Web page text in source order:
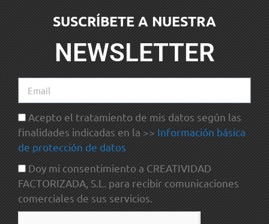
SUSCRÍBETE A NUESTRA
NEWSLETTER
Acepto el tratamiento de mis datos según las
finalidades indicadas en la >> Información básica
de protección de datos
Doy mi consentimiento a CREATIVIDAD
FACTORIZADA, S.L. para recibir comunicaciones
comerciales de sus servicios.